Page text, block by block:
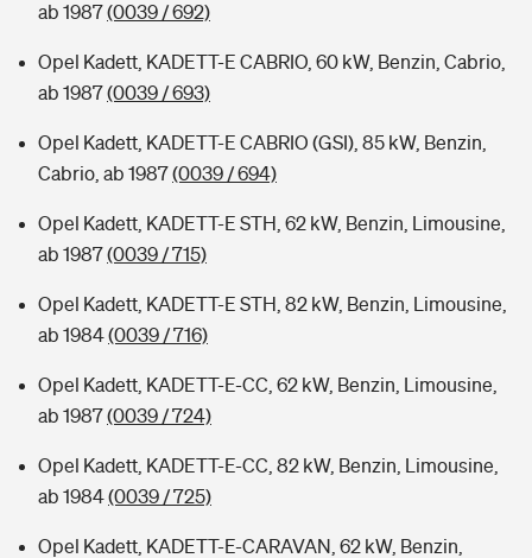
ab 1987(0039 / 692)
Opel Kadett, KADETT-E CABRIO, 60 kW, Benzin, Cabrio,
ab 1987(0039 / 693)
Opel Kadett, KADETT-E CABRIO (GSI), 85 kW, Benzin,
Cabrio, ab 1987(0039 / 694)
Opel Kadett, KADETT-E STH, 62 kW, Benzin, Limousine,
ab 1987(0039 / 715)
Opel Kadett, KADETT-E STH, 82 kW, Benzin, Limousine,
ab 1984(0039 / 716)
Opel Kadett, KADETT-E-CC, 62 kW, Benzin, Limousine,
ab 1987(0039 / 724)
Opel Kadett, KADETT-E-CC, 82 kW, Benzin, Limousine,
ab 1984(0039 / 725)
Opel Kadett, KADETT-E-CARAVAN, 62 kW, Benzin,